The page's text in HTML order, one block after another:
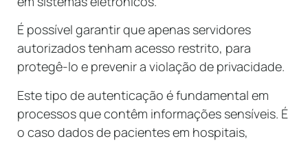
É possível garantir que apenas servidores
autorizados tenham acesso restrito, para
protegê-lo e prevenir a violação de privacidade.
Este tipo de autenticação é fundamental em
processos que contêm informações sensíveis. É
o caso dados de pacientes em hospitais,